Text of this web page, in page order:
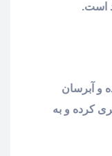
و آبرسان
کرده و به